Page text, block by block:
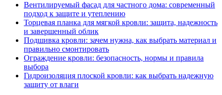
Вентилируемый фасад для частного дома: современный
подход к защите и утеплению
Торцевая планка для мягкой кровли: защита, надежность
и завершенный облик
Подшивка кровли: зачем нужна, как выбрать материал и
правильно смонтировать
Ограждение кровли: безопасность, нормы и правила
выбора
Гидроизоляция плоской кровли: как выбрать надежную
защиту от влаги